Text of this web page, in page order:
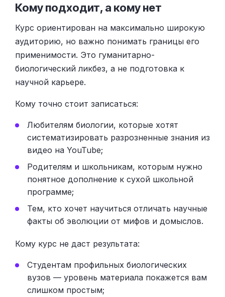
Кому подходит, а кому нет
Курс ориентирован на максимально широкую
аудиторию, но важно понимать границы его
применимости. Это гуманитарно-
биологический ликбез, а не подготовка к
научной карьере.
Кому точно стоит записаться:
Любителям биологии, которые хотят
систематизировать разрозненные знания из
видео на YouTube;
Родителям и школьникам, которым нужно
понятное дополнение к сухой школьной
программе;
Тем, кто хочет научиться отличать научные
факты об эволюции от мифов и домыслов.
Кому курс не даст результата:
Студентам профильных биологических
вузов — уровень материала покажется вам
слишком простым;